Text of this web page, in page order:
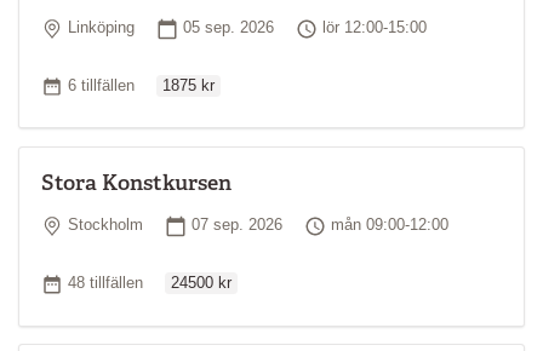
Plats
Linköping Startdatum
05 sep. 2026 Tid
lör 12:00-15:00
Antal tillfällen
6 tillfällen 1875 kr
Stora Konstkursen
Plats
Stockholm Startdatum
07 sep. 2026 Tid
mån 09:00-12:00
Antal tillfällen
48 tillfällen 24500 kr